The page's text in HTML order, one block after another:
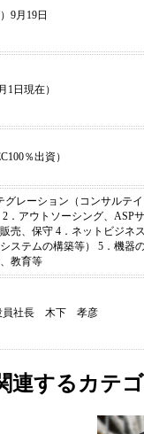
9月19日
1日現在）
％出資）
グレーション（コンサルテ
．アウトソーシング、ASP
売、保守 4．ネットビジネ
ステムの構築等） 5．機器
教育等
員社長 木下 孝彦​
連するカテ